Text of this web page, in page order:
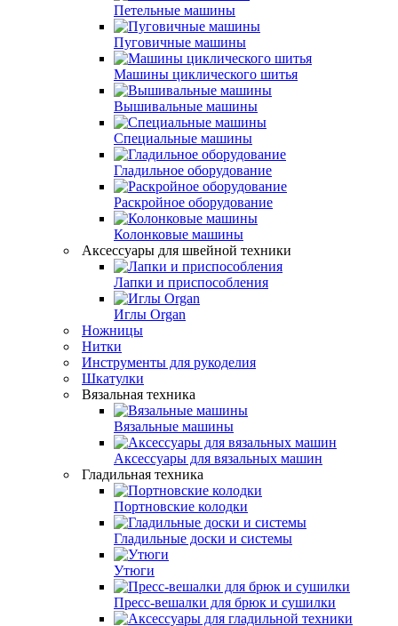
Петельные машины
Пуговичные машины
Машины циклического шитья
Вышивальные машины
Специальные машины
Гладильное оборудование
Раскройное оборудование
Колонковые машины
Аксессуары для швейной техники
Лапки и приспособления
Иглы Organ
Ножницы
Нитки
Инструменты для рукоделия
Шкатулки
Вязальная техника
Вязальные машины
Аксессуары для вязальных машин
Гладильная техника
Портновские колодки
Гладильные доски и системы
Утюги
Пресс-вешалки для брюк и сушилки